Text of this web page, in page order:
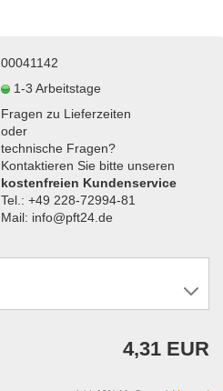
00041142
1-3 Arbeitstage
Fragen zu Lieferzeiten
oder
technische Fragen?
Kontaktieren Sie bitte unseren
kostenfreien Kundenservice
Tel.: +49 228-72994-81
Mail: info@pft24.de
4,31 EUR